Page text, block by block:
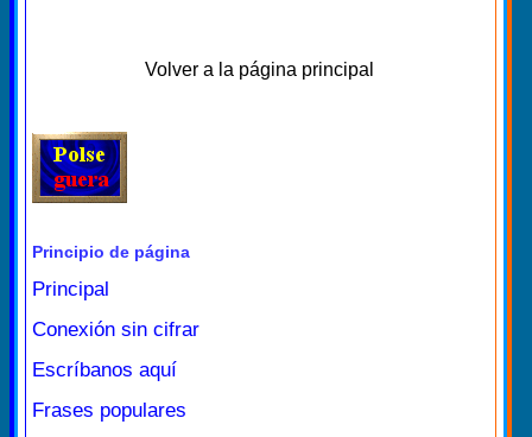
Volver a la página principal
Principio de página
Principal
Conexión sin cifrar
Escríbanos aquí
Frases populares